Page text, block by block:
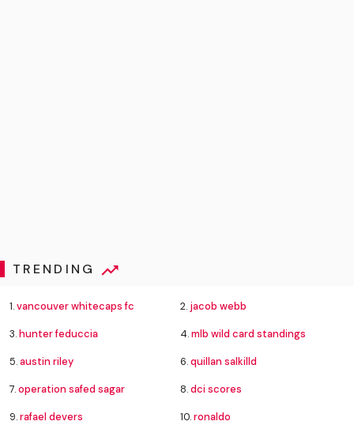
TRENDING
1.vancouver whitecaps fc 2. jacob webb
3.hunter feduccia 4.mlb wild card standings
5.austin riley 6.quillan salkilld
7.operation safed sagar 8.dci scores
9.rafael devers 10.ronaldo